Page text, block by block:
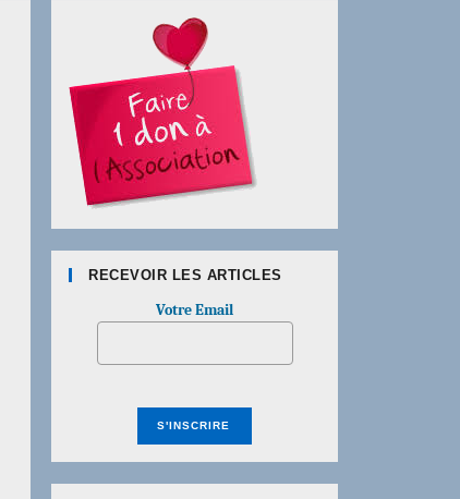
RECEVOIR LES ARTICLES
Votre Email